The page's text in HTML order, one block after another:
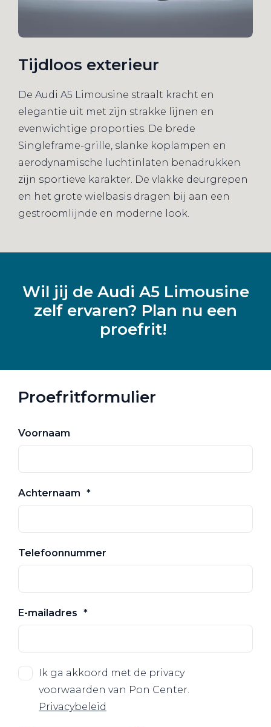
Tijdloos exterieur
De Audi A5 Limousine straalt kracht en
elegantie uit met zijn strakke lijnen en
evenwichtige proporties. De brede
Singleframe-grille, slanke koplampen en
aerodynamische luchtinlaten benadrukken
zijn sportieve karakter. De vlakke deurgrepen
en het grote wielbasis dragen bij aan een
gestroomlijnde en moderne look.
Wil jij de Audi A5 Limousine
zelf ervaren? Plan nu een
proefrit!
Proefritformulier
Voornaam
Achternaam
Telefoonnummer
E-mailadres
Ik ga akkoord met de privacy
voorwaarden van Pon Center.
Privacybeleid